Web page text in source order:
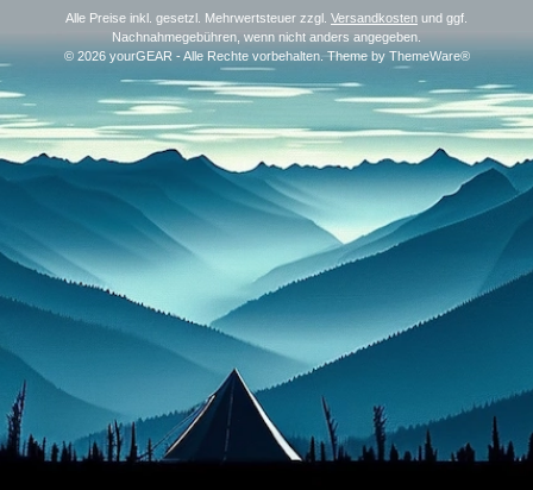
Alle Preise inkl. gesetzl. Mehrwertsteuer zzgl. Versandkosten und ggf.
Nachnahmegebühren, wenn nicht anders angegeben.
© 2026 yourGEAR - Alle Rechte vorbehalten. Theme by ThemeWare®